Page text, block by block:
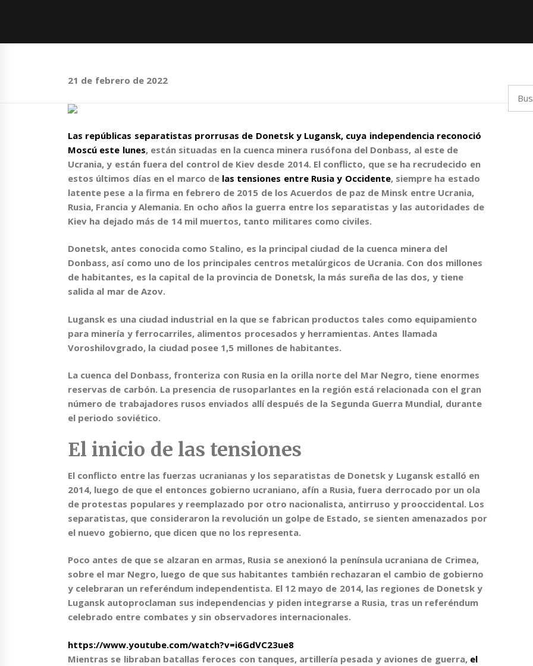
21 de febrero de 2022
Las repúblicas separatistas prorrusas de Donetsk y Lugansk, cuya independencia reconoció
Moscú este lunes, están situadas en la cuenca minera rusófona del Donbass, al este de
Ucrania, y están fuera del control de Kiev desde 2014. El conflicto, que se ha recrudecido en
estos últimos días en el marco delas tensiones entre Rusia y Occidente, siempre ha estado
latente pese a la firma en febrero de 2015 de los Acuerdos de paz de Minsk entre Ucrania,
Rusia, Francia y Alemania. En ocho años la guerra entre los separatistas y las autoridades de
Kiev ha dejado más de 14 mil muertos, tanto militares como civiles.
Donetsk, antes conocida como Stalino, es la principal ciudad de la cuenca minera del
Donbass, así como uno de los principales centros metalúrgicos de Ucrania. Con dos millones
de habitantes, es la capital de la provincia de Donetsk, la más sureña de las dos, y tiene
salida al mar de Azov.
Lugansk es una ciudad industrial en la que se fabrican productos tales como equipamiento
para minería y ferrocarriles, alimentos procesados y herramientas. Antes llamada
Voroshilovgrado, la ciudad posee 1,5 millones de habitantes.
La cuenca del Donbass, fronteriza con Rusia en la orilla norte del Mar Negro, tiene enormes
reservas de carbón. La presencia de rusoparlantes en la región está relacionada con el gran
número de trabajadores rusos enviados allí después de la Segunda Guerra Mundial, durante
el periodo soviético.
El inicio de las tensiones
El conflicto entre las fuerzas ucranianas y los separatistas de Donetsk y Lugansk estalló en
2014, luego de que el entonces gobierno ucraniano, afín a Rusia, fuera derrocado por un ola
de protestas populares y reemplazado por otro nacionalista, antirruso y prooccidental. Los
separatistas, que consideraron la revolución un golpe de Estado, se sienten amenazados por
el nuevo gobierno, que dicen que no los representa.
Poco antes de que se alzaran en armas, Rusia se anexionó la península ucraniana de Crimea,
sobre el mar Negro, luego de que sus habitantes también rechazaran el cambio de gobierno
y celebraran un referéndum independentista. El 12 mayo de 2014, las regiones de Donetsk y
Lugansk autoproclaman sus independencias y piden integrarse a Rusia, tras un referéndum
celebrado entre combates y sin observadores internacionales.
https://www.youtube.com/watch?v=i6GdVC23ue8
Mientras se libraban batallas feroces con tanques, artillería pesada y aviones de guerra, el